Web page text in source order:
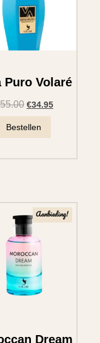
Puro Volaré
55.00 €34.95
Bestellen
Aanbieding!
Dream